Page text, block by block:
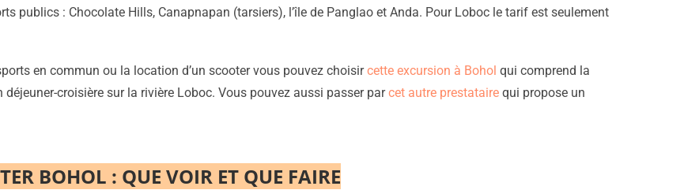
publics : Chocolate Hills, Canapnapan (tarsiers), l’île de Panglao et Anda. Pour Loboc le tarif est seulement
en commun ou la location d’un scooter vous pouvez choisircette excursion à Bohol qui comprend la
croisière sur la rivière Loboc. Vous pouvez aussi passer parcet autre prestataire qui propose un
BOHOL : QUE VOIR ET QUE FAIRE